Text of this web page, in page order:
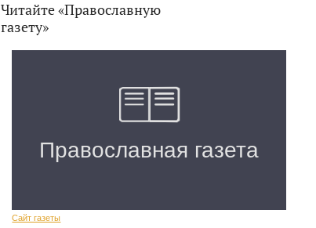
Читайте «Православную
газету»
Сайт газеты